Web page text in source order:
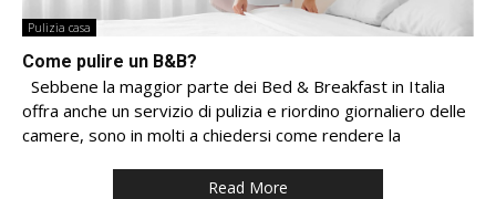
Pulizia casa
Come pulire un B&B?
Sebbene la maggior parte dei Bed & Breakfast in Italia
offra anche un servizio di pulizia e riordino giornaliero delle
camere, sono in molti a chiedersi come rendere la
Read More